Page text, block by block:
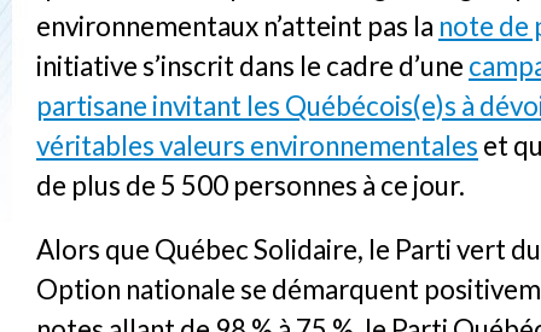
environnementaux n’atteint pas la note de
initiative s’inscrit dans le cadre d’une
partisane invitant les Québécois(e)s à
véritables valeurs environnementales et
de plus de 5 500 personnes à ce jour.
Alors que Québec Solidaire, le Parti vert
Option nationale se démarquent